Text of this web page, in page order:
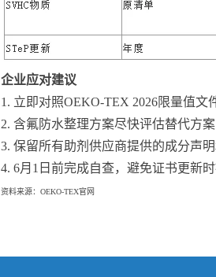
企业应对建议
1. 立即对照OEKO-TEX 2026限量值文
2. 含氟防水整理方案尽快评估替代方
3. 保留所有助剂供应商提供的成分声
4. 6月1日前完成自查，避免证书更新
资料来源：OEKO-TEX官网